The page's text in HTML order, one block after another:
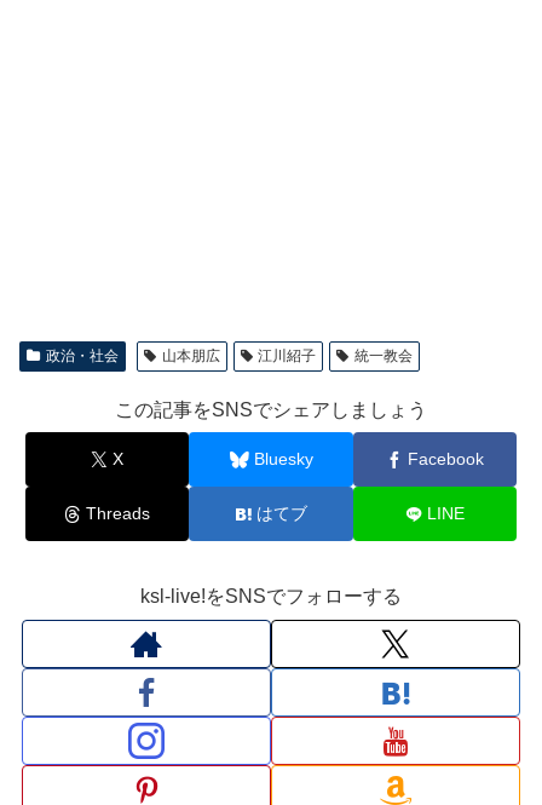
政治・社会 山本朋広 江川紹子 統一教会
この記事をSNSでシェアしましょう
X Bluesky Facebook
Threads はてブ LINE
ksl-live!をSNSでフォローする